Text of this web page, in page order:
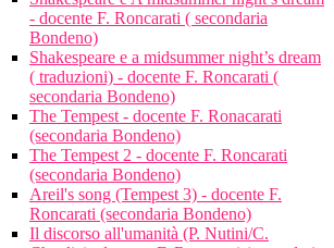
- docente F. Roncarati ( secondaria
Bondeno)
Shakespeare e a midsummer night’s dream
( traduzioni) - docente F. Roncarati (
secondaria Bondeno)
The Tempest - docente F. Ronacarati
(secondaria Bondeno)
The Tempest 2 - docente F. Roncarati
(secondaria Bondeno)
Areil's song (Tempest 3) - docente F.
Roncarati (secondaria Bondeno)
Il discorso all'umanità (P. Nutini/C.